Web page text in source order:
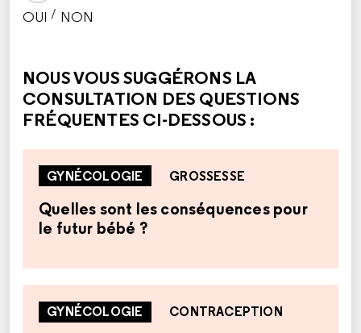
OUI / NON
NOUS VOUS SUGGÉRONS LA
CONSULTATION DES QUESTIONS
FRÉQUENTES CI-DESSOUS :
GYNÉCOLOGIE GROSSESSE
Quelles sont les conséquences pour
le futur bébé ?
GYNÉCOLOGIE CONTRACEPTION